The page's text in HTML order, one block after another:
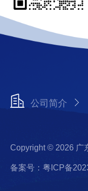
公司简介
Copyright © 2026 广
备案号：粤ICP备